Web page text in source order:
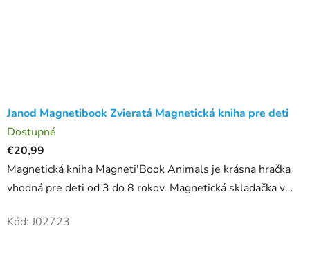
Janod Magnetibook Zvieratá Magnetická kniha pre deti
Dostupné
€20,99
Magnetická kniha Magneti'Book Animals je krásna hračka
vhodná pre deti od 3 do 8 rokov. Magnetická skladačka v
Zabavte...
Kód: J02723